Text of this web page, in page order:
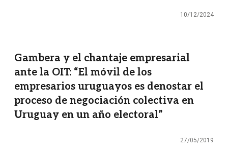
10/12/2024
Gambera y el chantaje empresarial
ante la OIT: “El móvil de los
empresarios uruguayos es denostar el
proceso de negociación colectiva en
Uruguay en un año electoral”
27/05/2019